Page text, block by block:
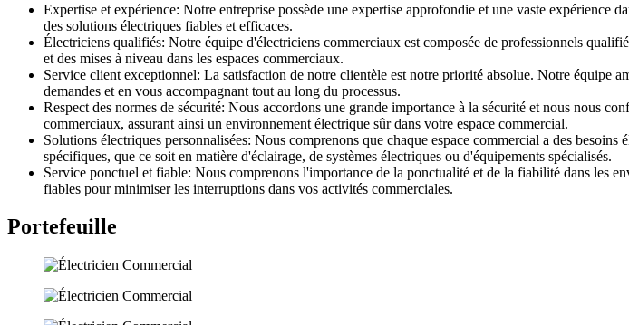
Expertise et expérience: Notre entreprise possède une expertise approfondie et une vaste
des solutions électriques fiables et efficaces.
Électriciens qualifiés: Notre équipe d'électriciens commerciaux est composée de professionnels
et des mises à niveau dans les espaces commerciaux.
Service client exceptionnel: La satisfaction de notre clientèle est notre priorité absolue. Notre équipe
demandes et en vous accompagnant tout au long du processus.
Respect des normes de sécurité: Nous accordons une grande importance à la sécurité et nous nous
commerciaux, assurant ainsi un environnement électrique sûr dans votre espace commercial.
Solutions électriques personnalisées: Nous comprenons que chaque espace commercial a des
spécifiques, que ce soit en matière d'éclairage, de systèmes électriques ou d'équipements spécialisés.
Service ponctuel et fiable: Nous comprenons l'importance de la ponctualité et de la fiabilité dans les
fiables pour minimiser les interruptions dans vos activités commerciales.
Portefeuille